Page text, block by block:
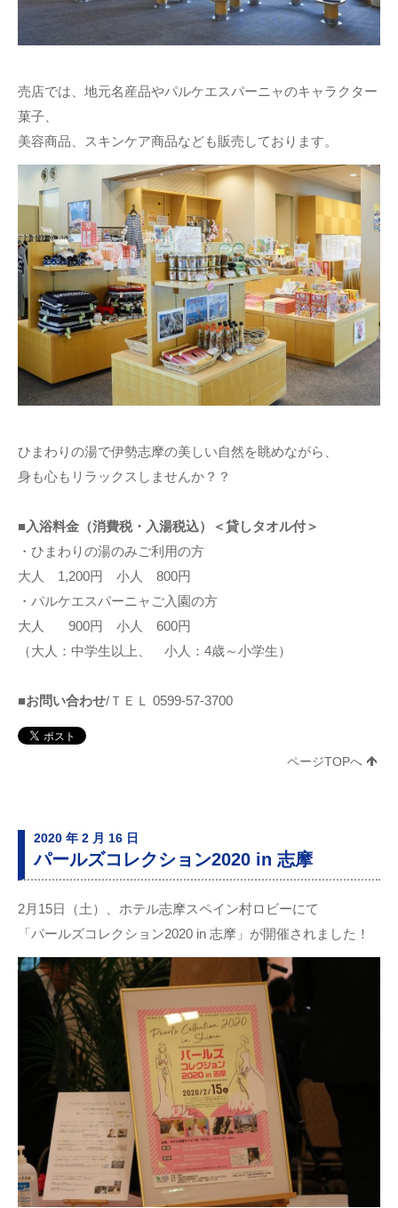
売店では、地元名産品やパルケエスパーニャのキャラクター
菓子、
美容商品、スキンケア商品なども販売しております。
ひまわりの湯で伊勢志摩の美しい自然を眺めながら、
身も心もリラックスしませんか？？
■入浴料金（消費税・入湯税込）＜貸しタオル付＞
・ひまわりの湯のみご利用の方
大人 1,200円 小人 800円
・パルケエスパーニャご入園の方
大人 900円 小人 600円
（大人：中学生以上、 小人：4歳～小学生）
■お問い合わせ/ＴＥＬ 0599-57-3700
ページTOPへ
2020 年 2 月 16 日
パールズコレクション2020 in 志摩
2月15日（土）、ホテル志摩スペイン村ロビーにて
「パールズコレクション2020 in 志摩」が開催されました！